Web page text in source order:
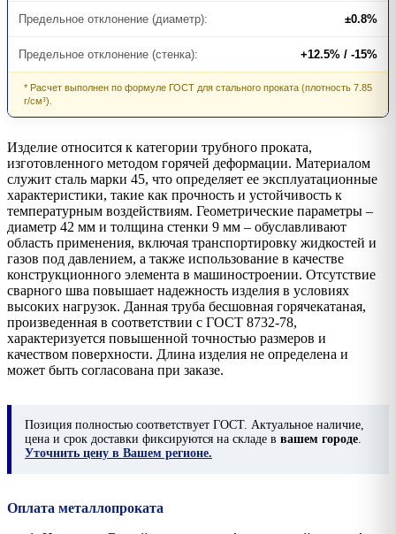
Предельное отклонение (диаметр): ±0.8%
Предельное отклонение (стенка): +12.5% / -15%
* Расчет выполнен по формуле ГОСТ для стального проката (плотность 7.85
г/см³).
Изделие относится к категории трубного проката,
изготовленного методом горячей деформации. Материалом
служит сталь марки 45, что определяет ее эксплуатационные
характеристики, такие как прочность и устойчивость к
температурным воздействиям. Геометрические параметры –
диаметр 42 мм и толщина стенки 9 мм – обуславливают
область применения, включая транспортировку жидкостей и
газов под давлением, а также использование в качестве
конструкционного элемента в машиностроении. Отсутствие
сварного шва повышает надежность изделия в условиях
высоких нагрузок. Данная труба бесшовная горячекатаная,
произведенная в соответствии с ГОСТ 8732-78,
характеризуется повышенной точностью размеров и
качеством поверхности. Длина изделия не определена и
может быть согласована при заказе.
Позиция полностью соответствует ГОСТ. Актуальное наличие,
цена и срок доставки фиксируются на складе в вашем городе
Уточнить цену в Вашем регионе.
Оплата металлопроката